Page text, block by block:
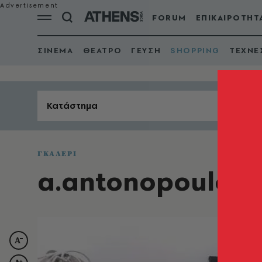
FORUM
ΣΙΝΕΜΑ ΘΕΑΤΡΟ ΓΕΥΣΗ SHOPPING
Κατάστημα
ΓΚΑΛΕΡΙ